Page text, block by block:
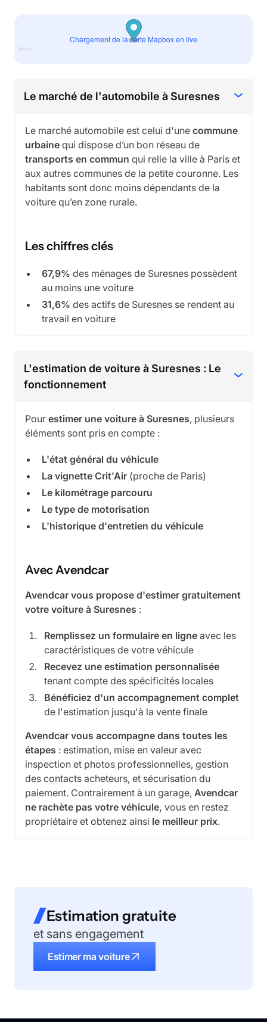
Chargement de la carte Mapbox en live
Le marché de l'automobile à Suresnes
Le marché automobile est celui d'une commune
urbaine qui dispose d’un bon réseau de
transports en commun qui relie la ville à Paris et
aux autres communes de la petite couronne. Les
habitants sont donc moins dépendants de la
voiture qu’en zone rurale.
Les chiffres clés
67,9% des ménages de Suresnes possèdent
au moins une voiture
31,6% des actifs de Suresnes se rendent au
travail en voiture
L'estimation de voiture à Suresnes : Le
fonctionnement
Pour estimer une voiture à Suresnes, plusieurs
éléments sont pris en compte :
L'état général du véhicule
La vignette Crit'Air (proche de Paris)
Le kilométrage parcouru
Le type de motorisation
L'historique d'entretien du véhicule
Avec Avendcar
Avendcar vous propose d'estimer gratuitement
votre voiture à Suresnes :
Remplissez un formulaire en ligne avec les
caractéristiques de votre véhicule
Recevez une estimation personnalisée
tenant compte des spécificités locales
Bénéficiez d'un accompagnement complet
de l'estimation jusqu'à la vente finale
Avendcar vous accompagne dans toutes les
étapes : estimation, mise en valeur avec
inspection et photos professionnelles, gestion
des contacts acheteurs, et sécurisation du
paiement. Contrairement à un garage, Avendcar
ne rachète pas votre véhicule, vous en restez
propriétaire et obtenez ainsi le meilleur prix.
Estimation gratuite
et sans engagement
Estimer ma voiture